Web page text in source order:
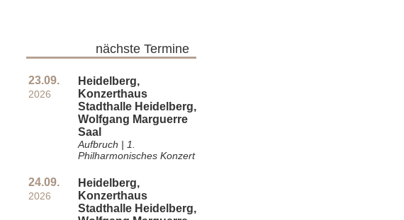
nächste Termine
23.09.
2026
Heidelberg,
Konzerthaus
Stadthalle Heidelberg,
Wolfgang Marguerre
Saal
Aufbruch | 1.
Philharmonisches Konzert
24.09.
2026
Heidelberg,
Konzerthaus
Stadthalle Heidelberg,